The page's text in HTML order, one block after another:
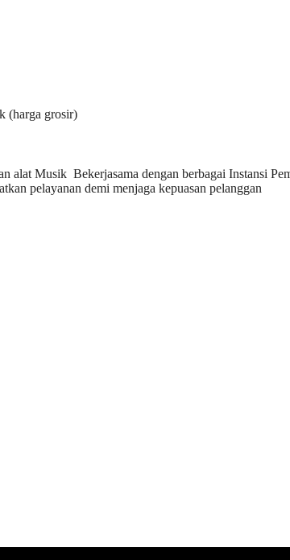
(harga grosir)
alat Musik Bekerjasama dengan berbagai Instansi
pelayanan demi menjaga kepuasan pelanggan